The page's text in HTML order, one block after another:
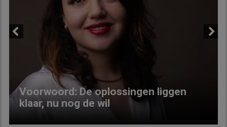
Voorwoord: De oplossingen liggen
klaar, nu nog de wil